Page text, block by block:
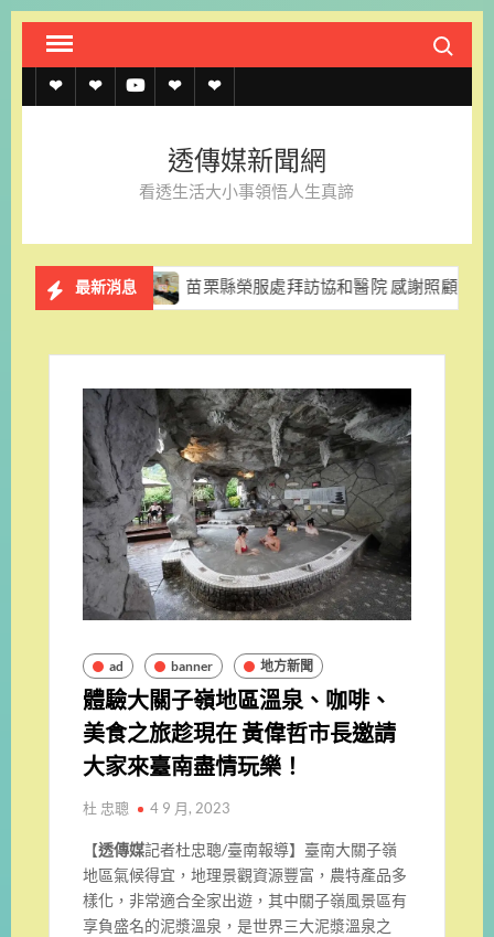
Skip
content
Search
透
約
透
上
記
單
透 聯
我
官
LINE
透傳媒新聞網
看透生活大小事領悟人生真諦
最新消息
苗栗縣榮服處拜訪協和醫院 感謝照顧本地榮民眷
ad banner 地方新聞
體驗大關子嶺地區溫泉、咖啡、
美食之旅趁現在 黃偉哲市長邀請
大家來臺南盡情玩樂！
杜 忠聰 4 9 月, 2023
【透傳媒記者杜忠聰/臺南報導】臺南大關子嶺
地區氣候得宜，地理景觀資源豐富，農特產品多
樣化，非常適合全家出遊，其中關子嶺風景區有
享負盛名的泥漿溫泉，是世界三大泥漿溫泉之